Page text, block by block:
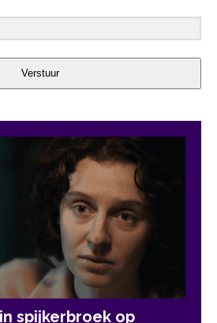
Verstuur
spijkerbroek op